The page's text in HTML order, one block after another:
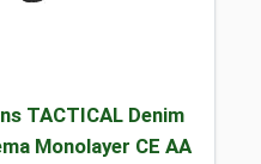
TACTICAL Denim
Monolayer CE AA